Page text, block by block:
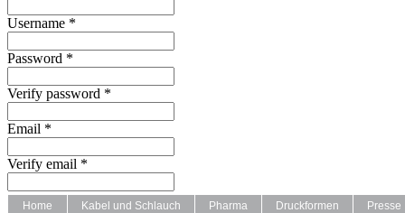
Username *
Password *
Verify password *
Email *
Verify email *
Home Kabel und Schlauch Pharma Druckformen Presse